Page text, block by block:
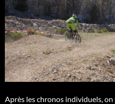
Après les chronos individuels,